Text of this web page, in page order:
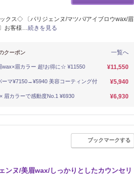
クス◇ 〔パリジェンヌ/マツパ/アイブロウwax/眉
お客様…続きを見る
一覧へ
クーポン
wax×眉カラー 超!お得に☆ ¥11550 ¥11,550
ーマ¥7150→¥5940 美容コーティング付 ¥5,940
眉カラーで感動度No.1 ¥6930 ¥6,930
ブックマークする
ヌ/美眉wax/しっかりとしたカウンセリ